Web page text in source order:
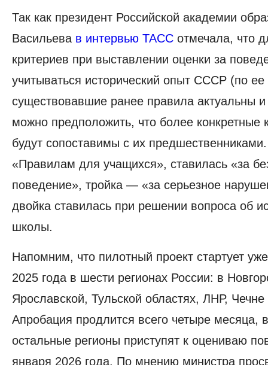
Так как президент Российской академии
Васильева в интервью ТАСС отмечала, что
критериев при выставлении оценки за
учитываться исторический опыт СССР (по
существовавшие ранее правила актуальны
можно предположить, что более конкретные
будут сопоставимы с их
«Правилам для учащихся», ставилась «за
поведение», тройка — «за серьезное
двойка ставилась при решении вопроса об
школы.
Напомним, что пилотный проект стартует
2025 года в шести регионах России: в
Ярославской, Тульской областях, ЛНР,
Апробация продлится всего четыре месяца,
остальные регионы приступят к оцениваю
января 2026 года. По мнению министра